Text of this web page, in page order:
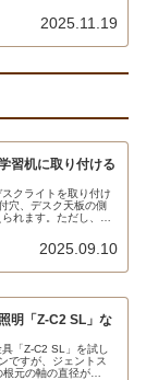
2025.11.19
習机に取り付ける
クライトを取り付け
穴、デスク天板の側
れます。ただし、そ
売店の店頭で取り付け
す。
2025.09.10
明「Z-C2 SL」な
「Z-C2 SL」を試し
ですが、ジェントス
元の軸の直径が